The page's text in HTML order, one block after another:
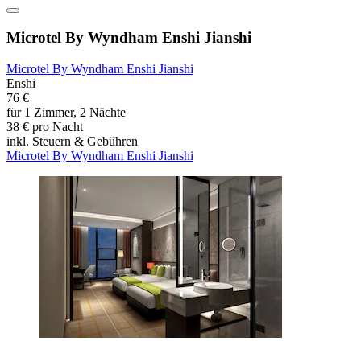
Microtel By Wyndham Enshi Jianshi
Microtel By Wyndham Enshi Jianshi
Enshi
76 €
für 1 Zimmer, 2 Nächte
38 € pro Nacht
inkl. Steuern & Gebühren
Microtel By Wyndham Enshi Jianshi